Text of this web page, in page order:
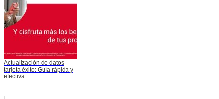
Actualización de datos
tarjeta éxito: Guía rápida y
efectiva